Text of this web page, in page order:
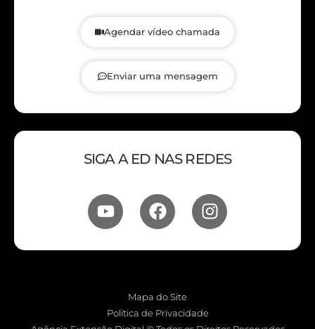
Agendar vídeo chamada
Enviar uma mensagem
SIGA A ED NAS REDES
Mapa do Site
Política de Privacidade